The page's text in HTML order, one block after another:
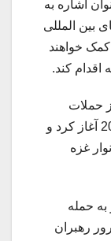
اشاره به
بین المللی
کمک خواهند
کند.
حملات
حماس به جنوب اسرائیل در 7 اکتبر 2023 آغاز کرد و
غزه
حمله
رهبران